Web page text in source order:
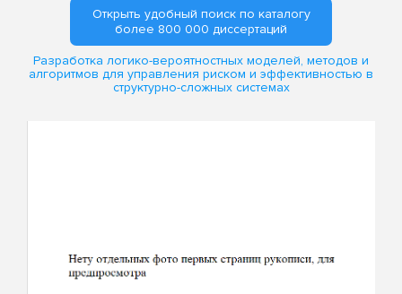
Открыть удобный поиск по каталогу
более 800 000 диссертаций
Разработка логико-вероятностных моделей, методов и
алгоритмов для управления риском и эффективностью в
структурно-сложных системах